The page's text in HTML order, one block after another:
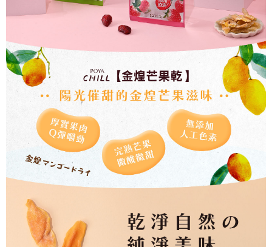
恩沛科技股份有限公司將有權停止該用戶之使用額度並採取法律行動。